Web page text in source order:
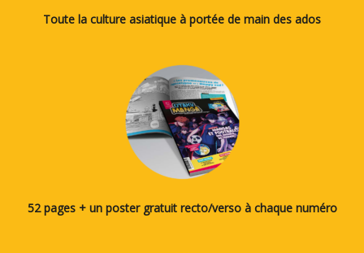
Toute la culture asiatique à portée de main des ados
52 pages + un poster gratuit recto/verso à chaque numéro